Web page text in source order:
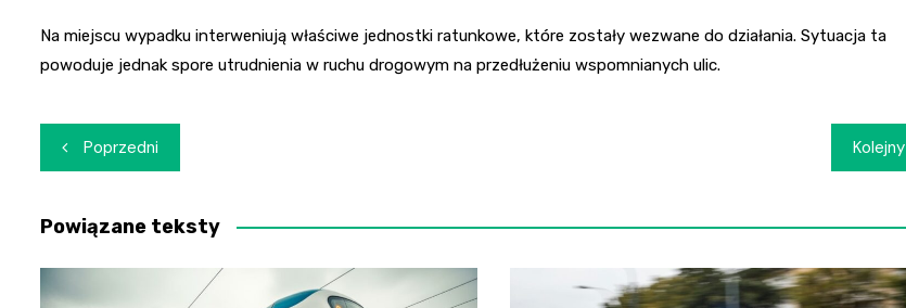
Na miejscu wypadku interweniują właściwe jednostki ratunkowe, które zostały wezwane do działania. Sytuacja ta
powoduje jednak spore utrudnienia w ruchu drogowym na przedłużeniu wspomnianych ulic.
Nawigacja
wpisu
Poprzedni Kolejny
Powiązane teksty